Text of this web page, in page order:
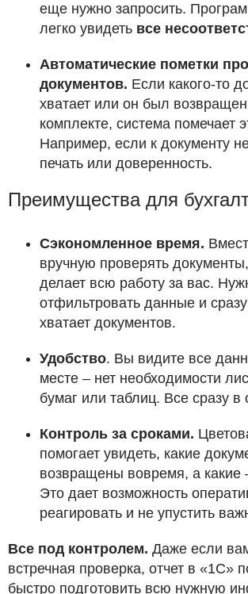
еще нужно запросить.
легко увидеть все
Автоматические пометки
документов. Если какого-то
хватает или он был
комплекте, система помечает
Например, если к документу
печать или доверенность.
Преимущества для
Сэкономленное время.
вручную проверять
делает всю работу за вас.
отфильтровать данные и
хватает документов.
Удобство. Вы видите все
месте – нет необходимости
бумаг или таблиц. Все сразу в
Контроль за сроками.
помогает увидеть, какие
возвращены вовремя, а какие
Это дает возможность
реагировать и не упустить
Все под контролем. Даже если
встречная проверка, отчет в «1С»
быстро подготовить всю нужную